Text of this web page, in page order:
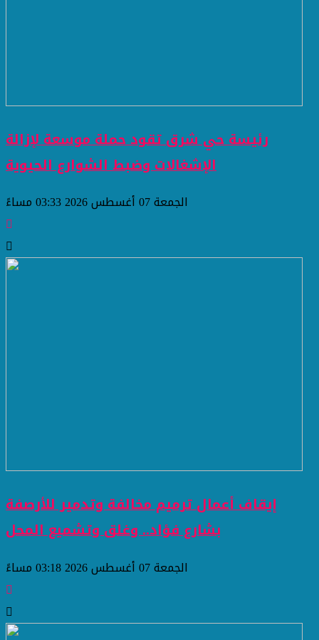
رئيسة حي شرق تقود حملة موسعة لإزالة
الإشغالات وضبط الشوارع الحيوية
الجمعة 07 أغسطس 2026 03:33 مساءً
إيقاف أعمال ترميم مخالفة وتدمير للأرصفة
بشارع فؤاد.. وغلق وتشميع المحل
الجمعة 07 أغسطس 2026 03:18 مساءً